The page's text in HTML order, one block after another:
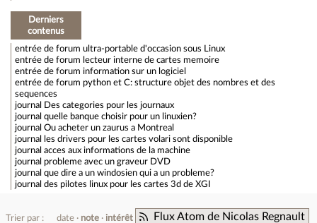
Derniers
contenus
entrée de forum ultra-portable d'occasion sous Linux
entrée de forum lecteur interne de cartes memoire
entrée de forum information sur un logiciel
entrée de forum python et C: structure objet des nombres et des
sequences
journal
Des categories pour les journaux
journal quelle banque choisir pour un linuxien?
journal Ou acheter un zaurus a Montreal
journal
les drivers pour les cartes volari sont disponible
journal acces aux informations de la machine
journal probleme avec un graveur DVD
journal que dire a un windosien qui a un probleme?
journal des pilotes linux pour les cartes 3d de XGI
Flux Atom de Nicolas Regnault
Trier par : date note
intérêt